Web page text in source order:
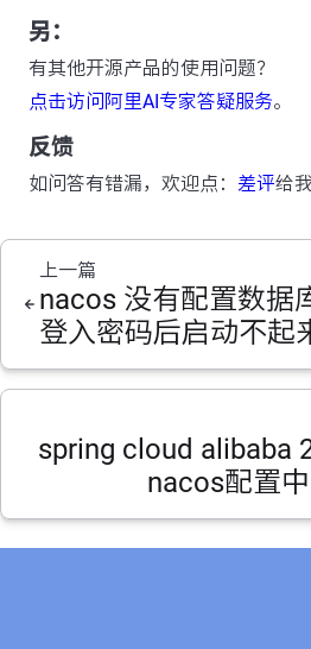
另：
有其他开源产品的使用问题？
点击访问阿里AI专家答疑服务。
反馈
如问答有错漏，欢迎点： 差评给
上一篇
nacos 没有配置数据
登入密码后启动不起
spring cloud alibaba
nacos配置